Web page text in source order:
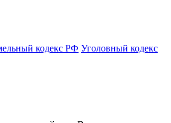
кодекс РФ Уголовный кодекс